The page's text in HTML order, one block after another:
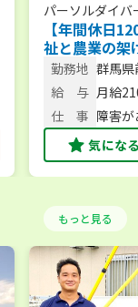
パーソルダイバ
【年間休日
祉と農業の架
「できた！
勤務／安心
勤務地 群馬
地22
給 与 月給
仕 事 障害
気にな
もっと見る